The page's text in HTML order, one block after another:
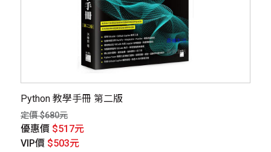
Python 教學手冊 第二版
定價 $680元
優惠價 $517元
VIP價 $503元